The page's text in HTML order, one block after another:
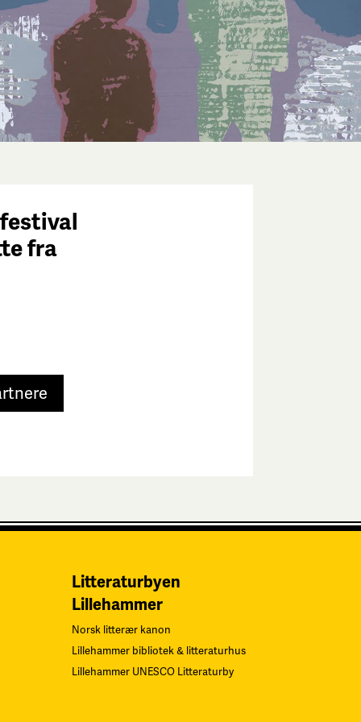
fra
Litteraturbyen
Lillehammer
Norsk litterær kanon
Lillehammer bibliotek & litteraturhus
Lillehammer UNESCO Litteraturby